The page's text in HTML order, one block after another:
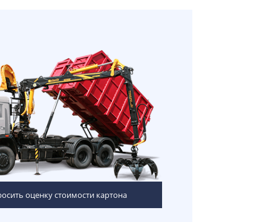
оценку стоимости картона